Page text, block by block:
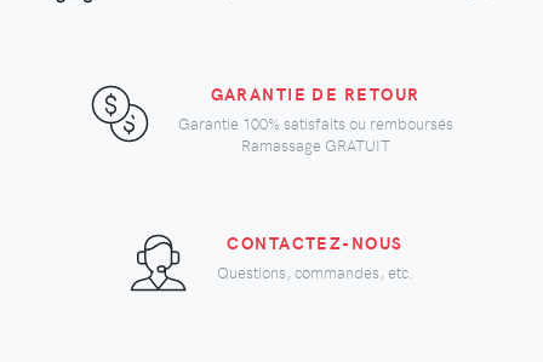
GARANTIE DE RETOUR
Garantie 100% satisfaits ou remboursés
Ramassage GRATUIT
CONTACTEZ-NOUS
Questions, commandes, etc.